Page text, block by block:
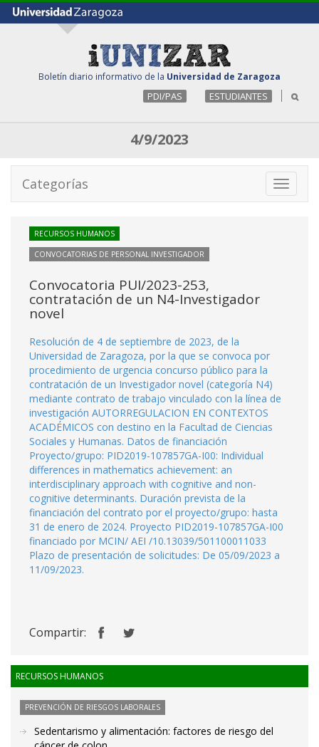
Boletín diario informativo de la Universidad de Zaragoza
PDI/PAS ESTUDIANTES
4/9/2023
Toggle
Categorías
RECURSOS HUMANOS
CONVOCATORIAS DE PERSONAL INVESTIGADOR
Convocatoria PUI/2023-253,
contratación de un N4-Investigador
novel
Resolución de 4 de septiembre de 2023, de la
Universidad de Zaragoza, por la que se convoca por
procedimiento de urgencia concurso público para la
contratación de un Investigador novel (categoría N4)
mediante contrato de trabajo vinculado con la línea de
investigación AUTORREGULACION EN CONTEXTOS
ACADÉMICOS con destino en la Facultad de Ciencias
Sociales y Humanas. Datos de financiación
Proyecto/grupo: PID2019-107857GA-I00: Individual
differences in mathematics achievement: an
interdisciplinary approach with cognitive and non-
cognitive determinants. Duración prevista de la
financiación del contrato por el proyecto/grupo: hasta
31 de enero de 2024. Proyecto PID2019-107857GA-I00
financiado por MCIN/ AEI /10.13039/501100011033
Plazo de presentación de solicitudes: De 05/09/2023 a
11/09/2023.
Compartir:
RECURSOS HUMANOS
PREVENCIÓN DE RIESGOS LABORALES
Sedentarismo y alimentación: factores de riesgo del